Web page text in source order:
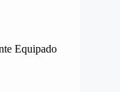
Equipado